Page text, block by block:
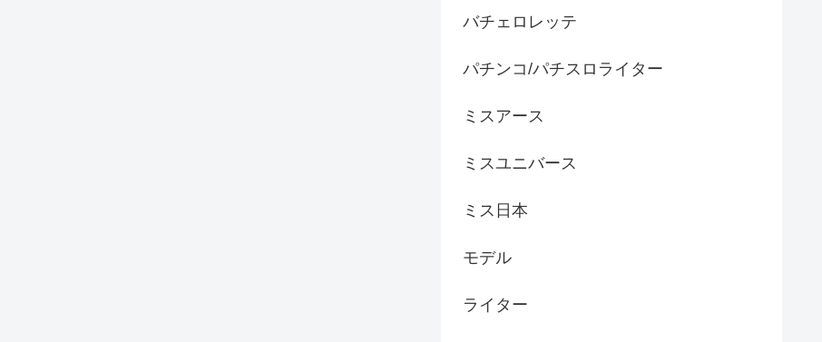
バチェロレッテ
パチンコ/パチスロライター
ミスアース
ミスユニバース
ミス日本
モデル
ライター